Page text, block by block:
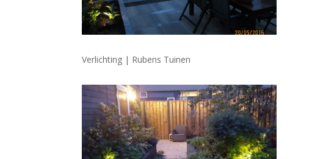
Verlichting | Rubens Tuinen